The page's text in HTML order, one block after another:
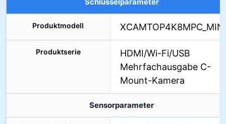
Produktmodell XCAMTOP4K8MPC_MINI
Produktserie
HDMI/Wi-Fi/USB
Mehrfachausgabe C-
Mount-Kamera
Sensorparameter